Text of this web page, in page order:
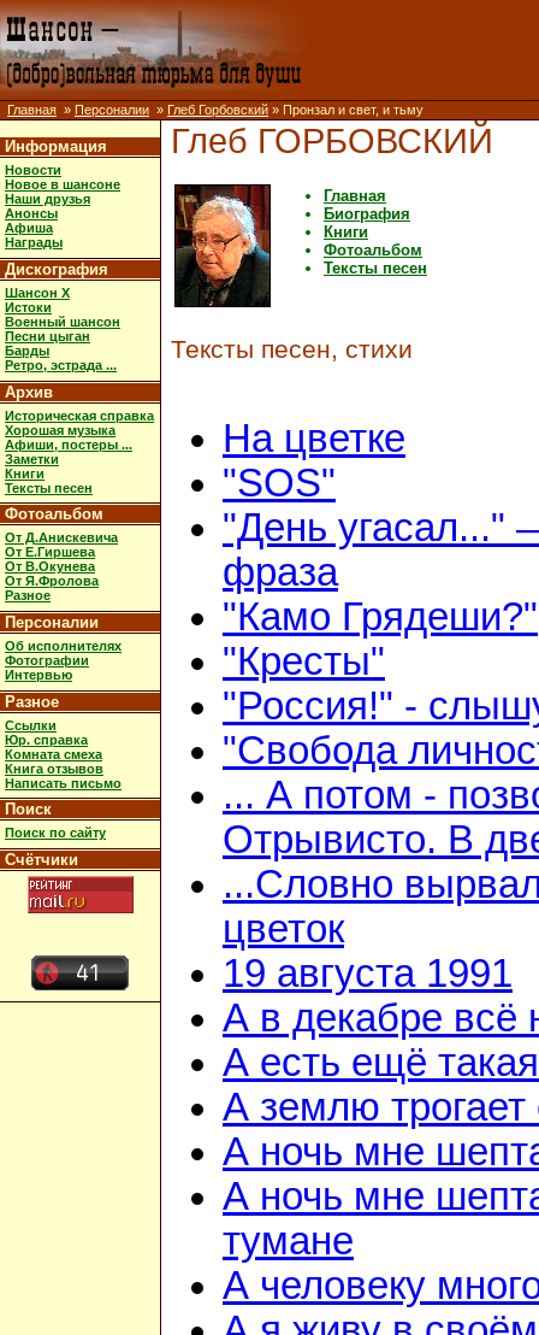
Главная » Персоналии » Глеб Горбовский » Пронзал и свет, и тьму
Информация
Новости
Новое в шансоне
Наши друзья
Анонсы
Афиша
Награды
Дискография
Шансон X
Истоки
Военный шансон
Песни цыган
Барды
Ретро, эстрада ...
Архив
Историческая справка
Хорошая музыка
Афиши, постеры ...
Заметки
Книги
Тексты песен
Фотоальбом
От Д.Анискевича
От Е.Гиршева
От В.Окунева
От Я.Фролова
Разное
Персоналии
Об исполнителях
Фотографии
Интервью
Разное
Ссылки
Юр. справка
Комната смеха
Книга отзывов
Написать письмо
Поиск
Поиск по сайту
Счётчики
Глеб ГОРБОВСКИЙ
Главная
Биография
Книги
Фотоальбом
Тексты песен
Тексты песен, стихи
На цветке
"SOS"
"День угасал..."
фраза
"Камо Грядеши?"
"Кресты"
"Россия!" -
"Свобода
... А потом -
Отрывисто. В
...Словно
цветок
19 августа 1991
А в декабре
А есть ещё
А землю трогает
А ночь мне
А ночь мне
тумане
А человеку